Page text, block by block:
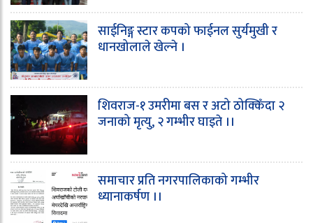
साईनिङ्ग स्टार कपको फाईनल सुर्यमुखी र
धानखोलाले खेल्ने ।
शिवराज-१ उमरीमा बस र अटो ठोक्किँदा २
जनाको मृत्यु, २ गम्भीर घाइते ।।
समाचार प्रति नगरपालिकाको गम्भीर
ध्यानाकर्षण ।।